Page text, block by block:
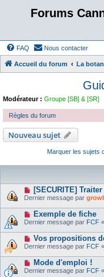
Forums
FAQ Nous contacter
Accueil du forum La
Modérateur : Groupe [SB] & [SR]
Règles du forum
Nouveau sujet
Marquer les sujets
[SECURITE]
Dernier message par
Exemple de fiche
Dernier message par FCF «
Vos propositions
Dernier message par FCF «
Mode d'emploi !
Dernier message par FCF «